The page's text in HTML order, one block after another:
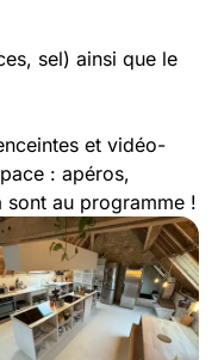
sel) ainsi que le
et vidéo-
: apéros,
sont au programme !